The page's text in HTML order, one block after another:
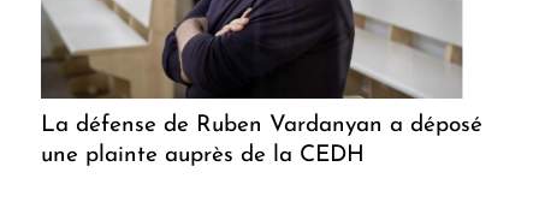
La défense de Ruben Vardanyan a déposé
une plainte auprès de la CEDH